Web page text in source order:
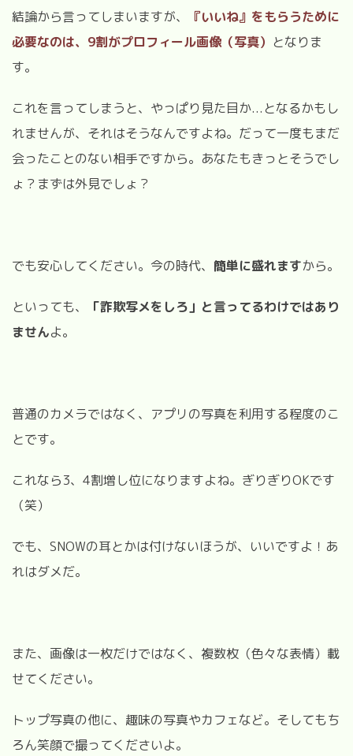
結論から言ってしまいますが、
『いいね』をもらうために
必要なのは、9割がプロフィール画像（写真） となりま
す。
これを言ってしまうと、やっぱり見た目か...となるかもし
れませんが、それはそうなんですよね。だって一度もまだ
会ったことのない相手ですから。あなたもきっとそうでし
ょ？まずは外見でしょ？
でも安心してください。今の時代、 簡単に盛れますから。
といっても、
「詐欺写メをしろ」と言ってるわけではあり
ませんよ。
普通のカメラではなく、アプリの写真を利用する程度のこ
とです。
これなら3、4割増し位になりますよね。ぎりぎりOKです
（笑）
でも、SNOWの耳とかは付けないほうが、いいですよ！あ
れはダメだ。
また、画像は一枚だけではなく、複数枚（色々な表情）載
せてください。
トップ写真の他に、趣味の写真やカフェなど。そしてもち
ろん笑顔で撮ってくださいよ。